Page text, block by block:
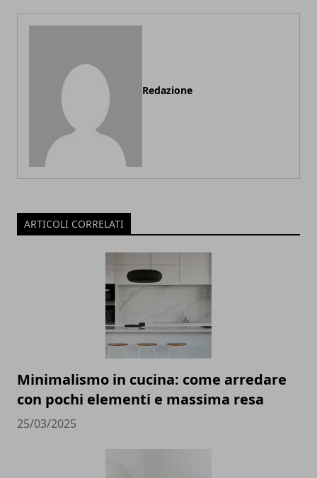
Redazione
ARTICOLI CORRELATI
Minimalismo in cucina: come arredare
con pochi elementi e massima resa
25/03/2025